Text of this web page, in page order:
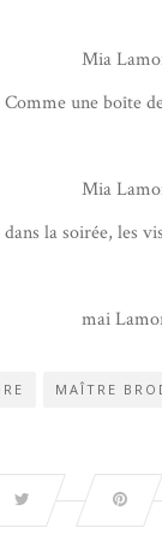
Comme une boîte
la soirée, les
MAÎTRE